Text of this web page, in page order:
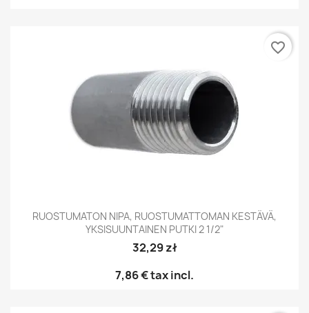
RUOSTUMATON NIPA, RUOSTUMATTOMAN KESTÄVÄ,
YKSISUUNTAINEN PUTKI 2 1/2"
32,29 zł
7,86 €tax incl.
favorite_border